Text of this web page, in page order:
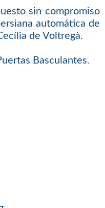
sin compromiso
automática de
de Voltregà.
Basculantes.